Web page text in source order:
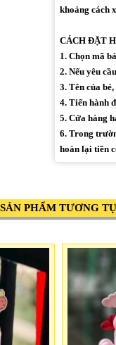
khoảng cách
CÁCH ĐẶT
1. Chọn mã
2. Nếu yêu
3. Tên của
4. Tiến hành
5. Cửa hàng
6. Trong
hoàn lại tiền
SẢN PHẨM TƯƠNG